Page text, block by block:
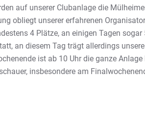
auf unserer Clubanlage die
obliegt unserer erfahrenen
4 Plätze, an einigen Tagen
an diesem Tag trägt allerdings
ist ab 10 Uhr die ganze
insbesondere am